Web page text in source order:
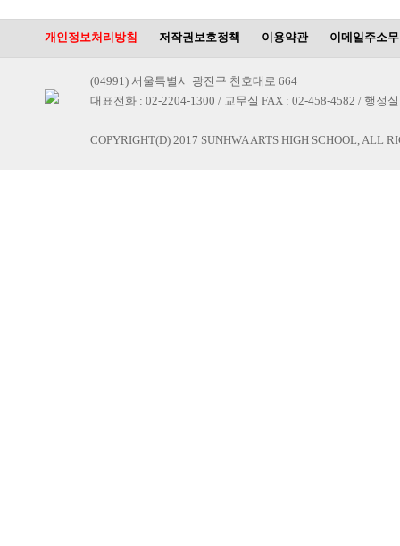
개인정보처리방침 저작권보호정책 이용약관 이메일주소
(04991) 서울특별시 광진구 천호대로 664
대표전화 : 02-2204-1300 / 교무실 FAX : 02-458-4582 / 행정
COPYRIGHT(D) 2017 SUNHWA ARTS HIGH SCHOOL, ALL